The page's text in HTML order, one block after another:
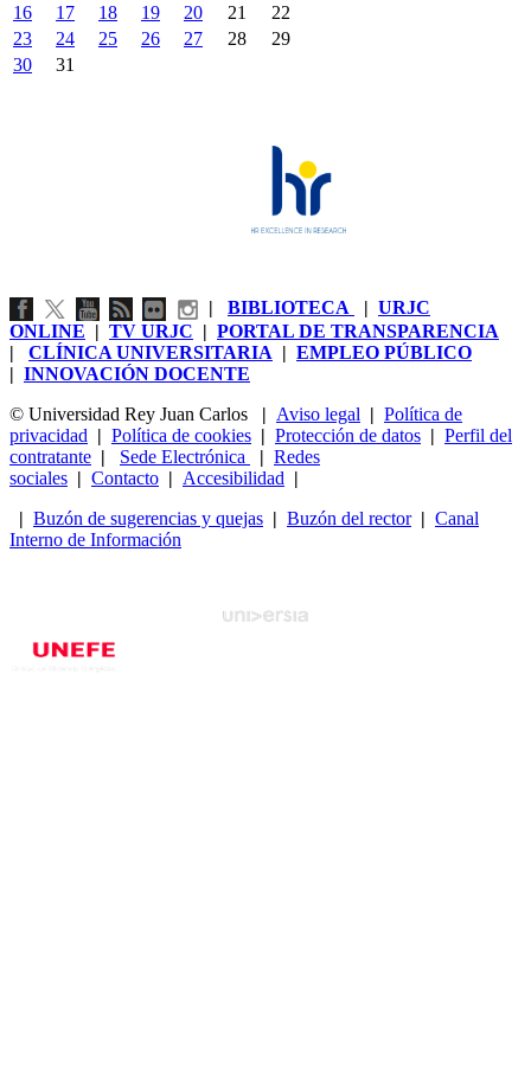
16
17 18 19 20 21
22
23
24 25 26 27 28
29
30
31
| BIBLIOTECA | URJC
ONLINE | TV URJC | PORTAL DE TRANSPARENCIA
| CLÍNICA UNIVERSITARIA | EMPLEO PÚBLICO
| INNOVACIÓN DOCENTE
© Universidad Rey Juan Carlos
| Aviso legal | Política de
privacidad | Política de cookies | Protección de datos | Perfil del
contratante | Sede Electrónica | Redes
sociales | Contacto | Accesibilidad |
| Buzón de sugerencias y quejas | Buzón del rector| Canal
Interno de Información